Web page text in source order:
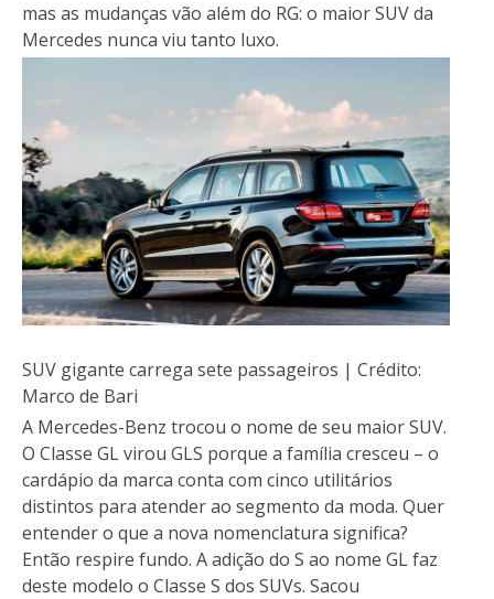
mas as mudanças vão além do RG: o maior SUV da
Mercedes nunca viu tanto luxo.
SUV gigante carrega sete passageiros | Crédito:
Marco de Bari
A Mercedes-Benz trocou o nome de seu maior SUV.
O Classe GL virou GLS porque a família cresceu – o
cardápio da marca conta com cinco utilitários
distintos para atender ao segmento da moda. Quer
entender o que a nova nomenclatura significa?
Então respire fundo. A adição do S ao nome GL faz
deste modelo o Classe S dos SUVs. Sacou